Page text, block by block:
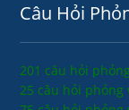
Câu Hỏi
201 câu hỏi
25 câu hỏi phỏng